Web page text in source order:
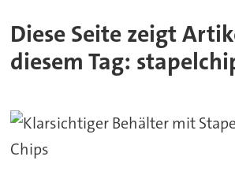
Diese Seite zeigt
diesem Tag: